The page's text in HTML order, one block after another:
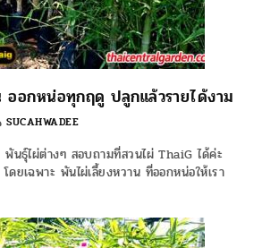
ออกหน่อทุกฤดู ปลูกแล้วรายได้งาม
SUCAHWADEE
พันธุ์ไผ่ต่างๆ สอบถามที่สวนไผ่ ThaiG ได้ค่ะ
ดยเฉพาะ พันไผ่เลี้ยงหวาน ที่ออกหน่อให้เรา